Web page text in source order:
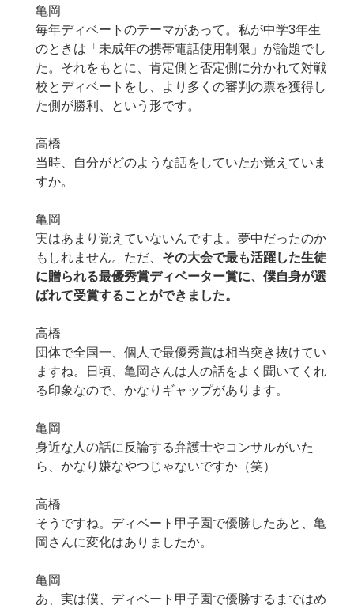
亀岡
毎年ディベートのテーマがあって。私が中学3年生
のときは「未成年の携帯電話使用制限」が論題でし
た。それをもとに、肯定側と否定側に分かれて対戦
校とディベートをし、より多くの審判の票を獲得し
た側が勝利、という形です。
高橋
当時、自分がどのような話をしていたか覚えていま
すか。
亀岡
実はあまり覚えていないんですよ。夢中だったのか
もしれません。ただ、 その大会で最も活躍した生徒
に贈られる最優秀賞ディベーター賞に、僕自身が選
ばれて受賞することができました。
高橋
団体で全国一、個人で最優秀賞は相当突き抜けてい
ますね。日頃、亀岡さんは人の話をよく聞いてくれ
る印象なので、かなりギャップがあります。
亀岡
身近な人の話に反論する弁護士やコンサルがいた
ら、かなり嫌なやつじゃないですか（笑）
高橋
そうですね。ディベート甲子園で優勝したあと、亀
岡さんに変化はありましたか。
亀岡
あ、実は僕、ディベート甲子園で優勝するまではめ